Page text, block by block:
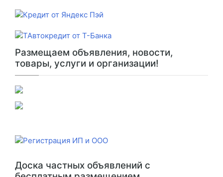
Размещаем объявления, новости,
товары, услуги и организации!
Доска частных объявлений с